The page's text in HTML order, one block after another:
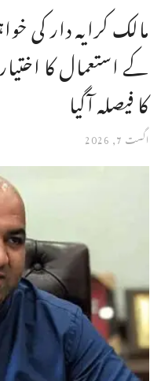
مالک کرایہ دار کی
کے استعمال کا
کا فیصلہ آگیا
اگست 7, 2026